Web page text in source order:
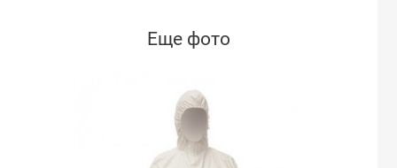
Еще фото